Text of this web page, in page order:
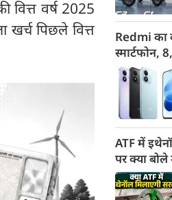
वर्ष 2025
खर्च पिछले वित्त
Redmi का
स्मार्टफोन,
ATF में
पर क्या बोले